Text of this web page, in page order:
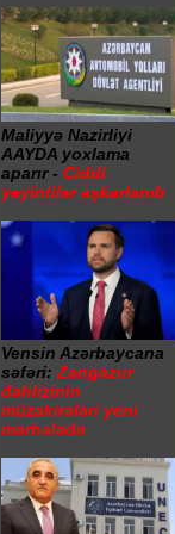
Maliyyə Nazirliyi
AAYDA yoxlama
aparır - Ciddi
yeyintilər aşkarlanıb
Vensin Azərbaycana
səfəri: Zəngəzur
dəhlizinin
müzakirələri yeni
mərhələdə